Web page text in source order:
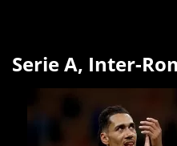
Serie A, Inter-